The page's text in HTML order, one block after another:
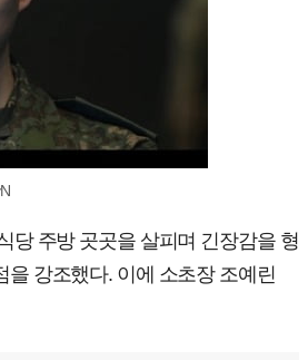
당 주방 곳곳을 살피며 긴장감을 형
강조했다. 이에 소초장 조예린